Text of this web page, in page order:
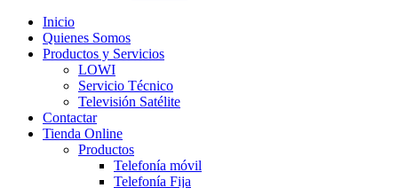
Inicio
Quienes Somos
Productos y Servicios
LOWI
Servicio Técnico
Televisión Satélite
Contactar
Tienda Online
Productos
Telefonía móvil
Telefonía Fija